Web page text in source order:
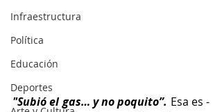
Infraestructura
Política
Educación
Deportes
­"Subió el gas… y no poquito”. Esa es -